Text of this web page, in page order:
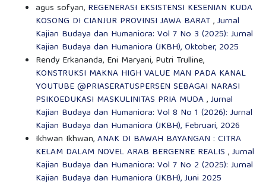
agus sofyan, REGENERASI EKSISTENSI KESENIAN KUDA
KOSONG DI CIANJUR PROVINSI JAWA BARAT,Jurnal
Kajian Budaya dan Humaniora: Vol 7 No 3 (2025): Jurnal
Kajian Budaya dan Humaniora (JKBH), Oktober, 2025
Rendy Erkananda, Eni Maryani, Putri Trulline,
KONSTRUKSI MAKNA HIGH VALUE MAN PADA KANAL
YOUTUBE @PRIASERATUSPERSEN SEBAGAI NARASI
PSIKOEDUKASI MASKULINITAS PRIA MUDA,Jurnal
Kajian Budaya dan Humaniora: Vol 8 No 1 (2026): Jurnal
Kajian Budaya dan Humaniora (JKBH), Februari, 2026
Ikhwan Ikhwan,ANAK DI BAWAH BAYANGAN : CITRA
KELAM DALAM NOVEL ARAB BERGENRE REALIS ,Jurnal
Kajian Budaya dan Humaniora: Vol 7 No 2 (2025): Jurnal
Kajian Budaya dan Humaniora (JKBH), Juni 2025